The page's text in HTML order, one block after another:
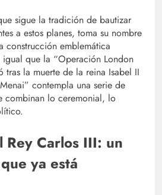
sigue la tradición de bautizar
a estos planes, toma su nombre
construcción emblemática
que la “Operación London
tras la muerte de la reina Isabel II
contempla una serie de
combinan lo ceremonial, lo
Rey Carlos III: un
ya está